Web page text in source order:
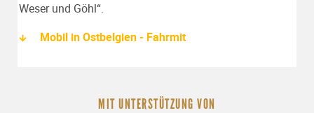
Weser und Göhl“.
Mobil in Ostbelgien - Fahrmit
MIT UNTERSTÜTZUNG VON